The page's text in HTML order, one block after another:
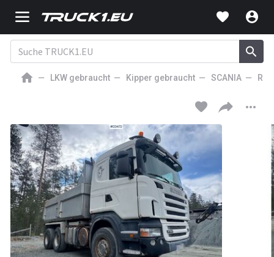
LKW gebraucht Kipper gebraucht SCANIA R